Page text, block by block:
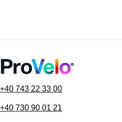
+40 743 22 33 00
+40 730 90 01 21